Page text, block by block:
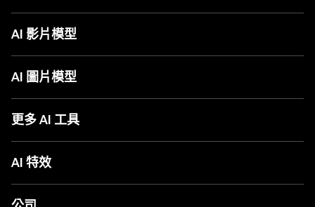
AI 音樂生成器
Seed Audio 1.0
圖片轉影片
文字轉影片
圖片轉圖片
文字轉圖片
AI 影片動畫
AI 影片延長
更多工具
AI 影片模型
Seedance 2.5
Seedance 2.0
Seedance 2.0 Mini
Grok 1.5
Happy Horse 1.0
Sora 2 Pro
Veo 3.1
Kling 3.0
Wan AI
AI 圖片模型
Nano Banana 2
Seedream 5.0
Seedream 5.0 Pro
Seedream 4.5
Flux
更多模型
更多 AI 工具
AI 世界盃歌曲
AI 整人影片產生器
AI TikTok 廣告生成器
AI 特效
AI 擁抱生成器